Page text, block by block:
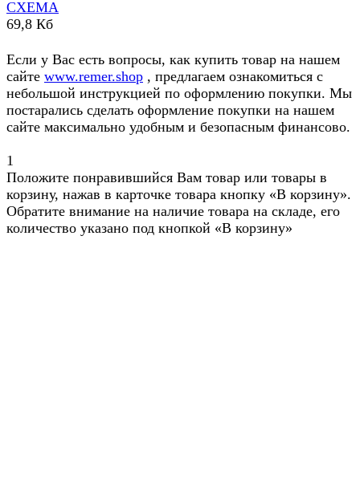
СХЕМА
69,8 Кб
Если у Вас есть вопросы, как купить товар на нашем
сайте www.remer.shop , предлагаем ознакомиться с
небольшой инструкцией по оформлению покупки. Мы
постарались сделать оформление покупки на нашем
сайте максимально удобным и безопасным финансово.
1
Положите понравившийся Вам товар или товары в
корзину, нажав в карточке товара кнопку «В корзину».
Обратите внимание на наличие товара на складе, его
количество указано под кнопкой «В корзину»